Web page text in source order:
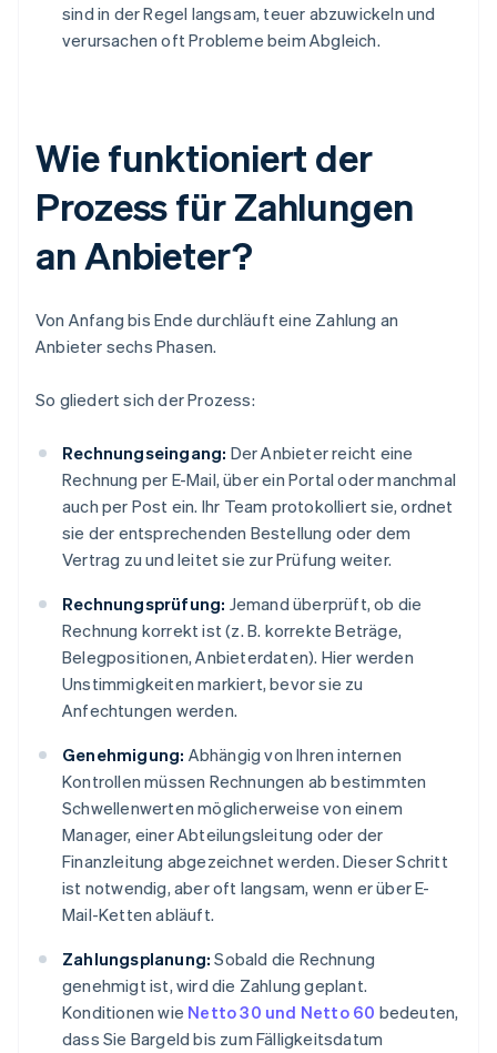
sind in der Regel langsam, teuer abzuwickeln und
verursachen oft Probleme beim Abgleich.
Wie funktioniert der
Prozess für Zahlungen
an Anbieter?
Von Anfang bis Ende durchläuft eine Zahlung an
Anbieter sechs Phasen.
So gliedert sich der Prozess:
Rechnungseingang: Der Anbieter reicht eine
Rechnung per E-Mail, über ein Portal oder manchmal
auch per Post ein. Ihr Team protokolliert sie, ordnet
sie der entsprechenden Bestellung oder dem
Vertrag zu und leitet sie zur Prüfung weiter.
Rechnungsprüfung: Jemand überprüft, ob die
Rechnung korrekt ist (z. B. korrekte Beträge,
Belegpositionen, Anbieterdaten). Hier werden
Unstimmigkeiten markiert, bevor sie zu
Anfechtungen werden.
Genehmigung: Abhängig von Ihren internen
Kontrollen müssen Rechnungen ab bestimmten
Schwellenwerten möglicherweise von einem
Manager, einer Abteilungsleitung oder der
Finanzleitung abgezeichnet werden. Dieser Schritt
ist notwendig, aber oft langsam, wenn er über E-
Mail-Ketten abläuft.
Zahlungsplanung: Sobald die Rechnung
genehmigt ist, wird die Zahlung geplant.
Konditionen wie Netto 30 und Netto 60 bedeuten,
dass Sie Bargeld bis zum Fälligkeitsdatum